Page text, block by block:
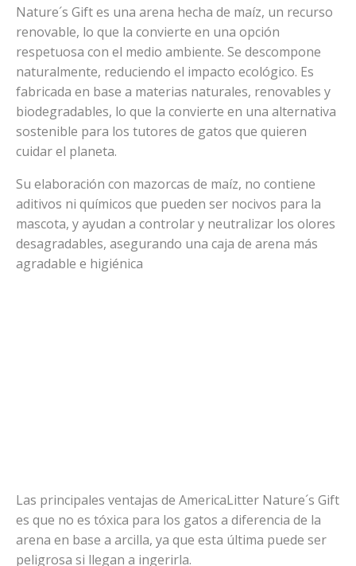
Nature´s Gift es una arena hecha de maíz, un recurso
renovable, lo que la convierte en una opción
respetuosa con el medio ambiente. Se descompone
naturalmente, reduciendo el impacto ecológico. Es
fabricada en base a materias naturales, renovables y
biodegradables, lo que la convierte en una alternativa
sostenible para los tutores de gatos que quieren
cuidar el planeta.
Su elaboración con mazorcas de maíz, no contiene
aditivos ni químicos que pueden ser nocivos para la
mascota, y ayudan a controlar y neutralizar los olores
desagradables, asegurando una caja de arena más
agradable e higiénica
Las principales ventajas de AmericaLitter Nature´s Gift
es que no es tóxica para los gatos a diferencia de la
arena en base a arcilla, ya que esta última puede ser
peligrosa si llegan a ingerirla.